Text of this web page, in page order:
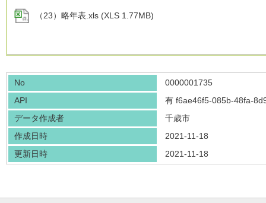
（23）略年表.xls (XLS 1.77MB)
No
0000001735
API
有 f6ae46f5-085b-48fa-
データ作成者
千歳市
作成日時
2021-11-18
更新日時
2021-11-18